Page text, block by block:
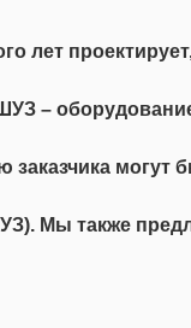
лет
–
заказчика
Мы также